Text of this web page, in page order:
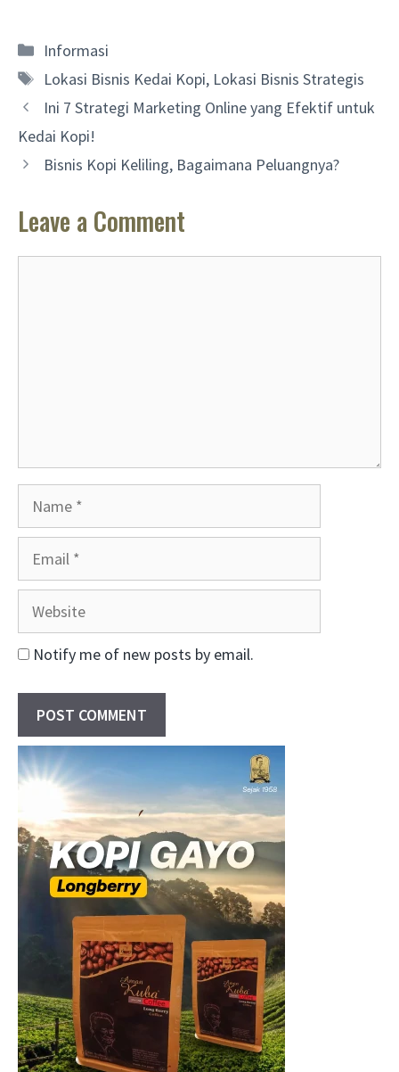
Categories
Informasi
Tags
Lokasi Bisnis Kedai Kopi, Lokasi Bisnis Strategis
Ini 7 Strategi Marketing Online yang Efektif untuk
Kedai Kopi!
Bisnis Kopi Keliling, Bagaimana Peluangnya?
Leave a Comment
Website
Notify me of new posts by email.